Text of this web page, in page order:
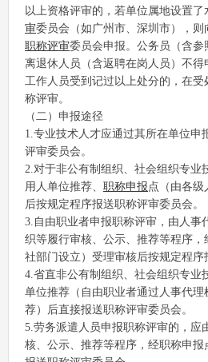
以上资格评审的，若单位属地设置了
审委员会（如广州市、深圳市），则
职称评审委员会申报。公务员（含参
离退休人员（含返聘在岗人员）不
工作人员受到记过以上处分的，在
称评审。
（二）申报途径
1.专业技术人才应通过其所在单位申
评审委员会。
2.对于非公有制组织、社会组织专业
用人单位推荐、 职称申报 点（由各
后按规定程序报送职称评审委员会。
3.自由职业者申报职称评审，由人事
织等履行审核、公示、推荐等程序，
社部门设立）受理审核后按规定程
4.省直非公有制组织、社会组织专业
单位推荐（自由职业者通过人事代
荐）后直接报送职称评审委员会。
5.劳务派遣人员申报职称评审的，应
核、公示、推荐等程序，经职称申